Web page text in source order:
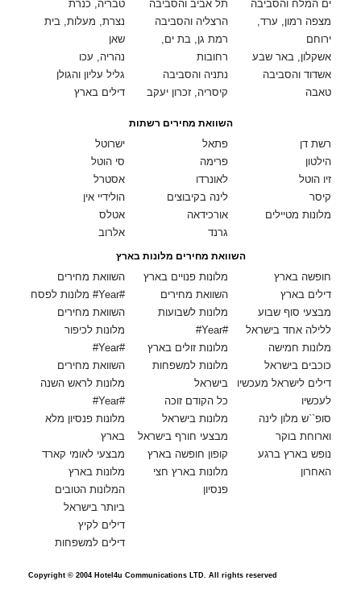
טבריה, כנרת
נצרת, מעלות, בית
שאן
נהריה, עכו
גליל עליון והגולן
דילים בארץ
תל אביב והסביבה
הרצליה והסביבה
רמת גן, בת ים,
רחובות
נתניה והסביבה
קיסריה, זכרון יעקב
ים המלח והסביבה
מצפה רמון, ערד,
ירוחם
אשקלון, באר שבע
אשדוד והסביבה
טאבה
השוואת מחירים רשתות
ישרוטל
סי הוטל
אסטרל
הולידיי אין
אטלס
אלרוב
פתאל
פרימה
לאונרדו
לינה בקיבוצים
אורכידאה
גרנד
רשת דן
הילטון
זיו הוטל
קיסר
מלונות מטיילים
השוואת מחירים מלונות בארץ
השוואת מחירים
מלונות לפסח #Year#
השוואת מחירים
מלונות לכיפור
#Year#
השוואת מחירים
מלונות לראש השנה
#Year#
מלונות פנסיון מלא
בארץ
מבצעי לאומי קארד
מלונות בארץ
המלונות הטובים
ביותר בישראל
דילים לקיץ
דילים למשפחות
מלונות פנויים בארץ
השוואת מחירים
מלונות לשבועות
#Year#
מלונות זולים בארץ
מלונות למשפחות
בישראל
כל הקודם זוכה
מלונות בישראל
מבצעי חורף בישראל
קופון חופשה בארץ
מלונות בארץ חצי
פנסיון
חופשה בארץ
דילים בארץ
מבצעי סוף שבוע
ללילה אחד בישראל
מלונות חמישה
כוכבים בישראל
דילים לישראל מעכשיו
לעכשיו
סופ``ש מלון לינה
וארוחת בוקר
נופש בארץ ברגע
האחרון
Copyright © 2004 Hotel4u Communications LTD. All rights reserved